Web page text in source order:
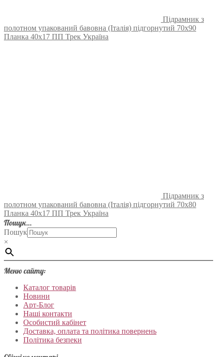
Підрамник з
полотном упакований бавовна (Італія) підгорнутий 70х90
Планка 40х17 ПП Трек Україна
Підрамник з
полотном упакований бавовна (Італія) підгорнутий 70х80
Планка 40х17 ПП Трек Україна
Пошук…
Пошук
×
Меню сайту:
Каталог товарів
Новини
Арт-Блог
Наші контакти
Особистий кабінет
Доставка, оплата та політика повернень
Політика безпеки